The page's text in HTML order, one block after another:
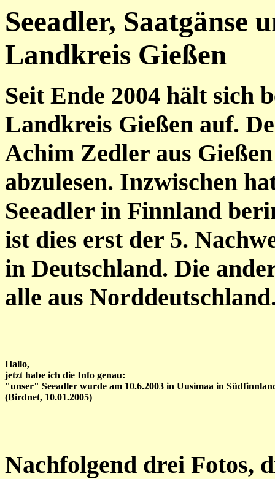
Seeadler, Saatgänse
Landkreis Gießen
Seit Ende 2004 hält sich
Landkreis Gießen auf.
Achim Zedler aus
abzulesen. Inzwischen
Seeadler in Finnland
ist dies erst der 5.
in Deutschland. Die
alle aus
Hallo,
jetzt habe ich die Info genau:
"unser" Seeadler wurde am 10.6.2003 in Uusimaa in
(Birdnet, 10.01.2005)
Nachfolgend drei Fotos,